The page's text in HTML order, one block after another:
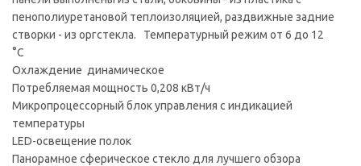
пенополиуретановой теплоизоляцией, раздвижные задние
створки - из оргстекла. Температурный режим от 6 до 12
°С
Охлаждение динамическое
Потребляемая мощность 0,208 кВт/ч
Микропроцессорный блок управления с индикацией
температуры
LED-освещение полок
Панорамное сферическое стекло для лучшего обзора